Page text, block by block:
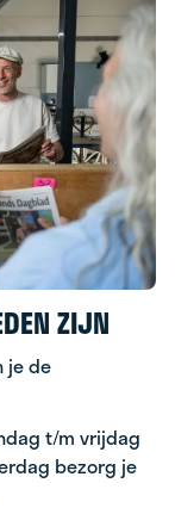
ZIJN
je de
t/m vrijdag
bezorg je